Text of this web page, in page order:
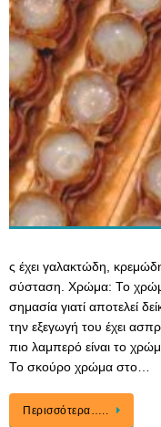
ς έχει γαλακτώδη,
σύσταση. Χρώμα: Το
σημασία γιατί αποτελεί
την εξεγωγή του έχει
πιο λαμπερό είναι το
Το σκούρο χρώμα στο…
Περισσότερα…..